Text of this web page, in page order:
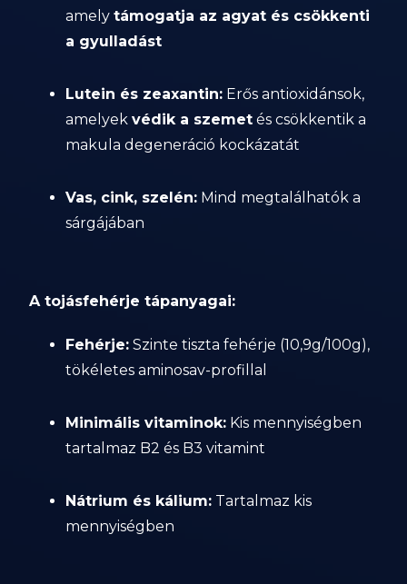
amelytámogatja az agyat és csökkenti
a gyulladást
Lutein és zeaxantin: Erős antioxidánsok,
amelyekvédik a szemet és csökkentik a
makula degeneráció kockázatát
Vas, cink, szelén: Mind megtalálhatók a
sárgájában
A tojásfehérje tápanyagai:
Fehérje: Szinte tiszta fehérje (10,9g/100g),
tökéletes aminosav-profillal
Minimális vitaminok: Kis mennyiségben
tartalmaz B2 és B3 vitamint
Nátrium és kálium: Tartalmaz kis
mennyiségben